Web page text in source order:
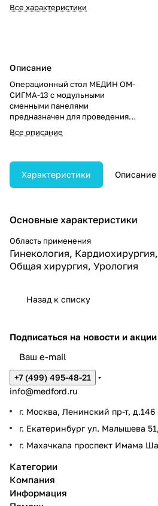
Все характеристики
Описание
Операционный стол МЕДИН ОМ-
СИГМА-13 с модульными
сменными панелями
предназначен для проведения
широкого спектра
хирургических вмешательств.
настройки, устойчивость и
комфорт в работе
медперсонала.
Все описание
Характеристики Описание
Основные характеристики
Область применения
Гинекология,
Общая хирургия, Урология
Назад к списку
Подписаться на новости и акции
+7 (499) 495-48-21
info@medford.ru
г. Москва, Ленинский пр-т, д.146
г. Екатеринбург ул. Малышева
г. Махачкала проспект Имама
Категории
Компания
Информация